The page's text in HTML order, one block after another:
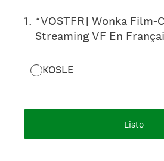
1. *VOSTFR] Wonka Film-
Streaming VF En
KOSLE
Listo